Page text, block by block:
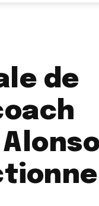
de